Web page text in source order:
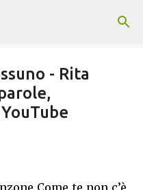
principali
- Rita
Come te non c’è